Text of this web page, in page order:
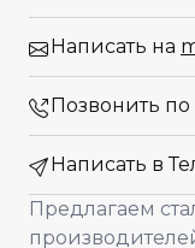
Написать на
Позвонить по
Написать в
Предлагаем